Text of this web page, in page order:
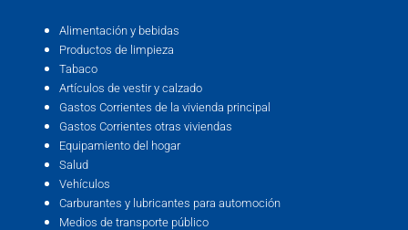
Alimentación y bebidas
Productos de limpieza
Tabaco
Artículos de vestir y calzado
Gastos Corrientes de la vivienda principal
Gastos Corrientes otras viviendas
Equipamiento del hogar
Salud
Vehículos
Carburantes y lubricantes para automoción
Medios de transporte público